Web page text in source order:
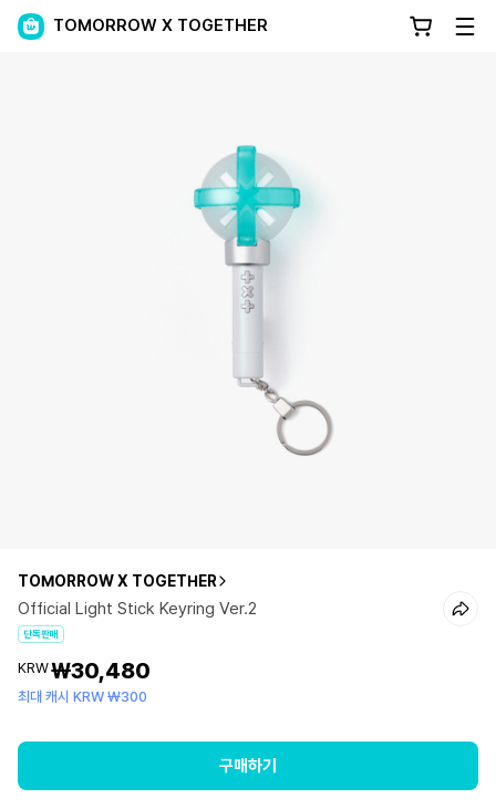
TOMORROW X TOGETHER
TOMORROW X TOGETHER
Official Light Stick Keyring Ver.2
단독판매
KRW₩30,480
최대 캐시 KRW ₩300
구매하기